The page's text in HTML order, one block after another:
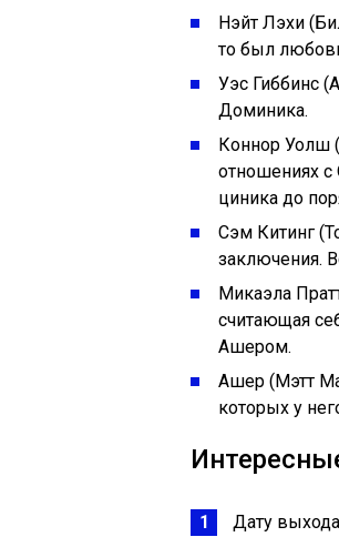
Нэйт Лэхи
то был
Уэс Гиббинс
Доминика.
Коннор Уолш
отношениях с
циника до
Сэм Китинг
заключения.
Микаэла
считающая
Ашером.
Ашер (Мэтт
которых у
Дату